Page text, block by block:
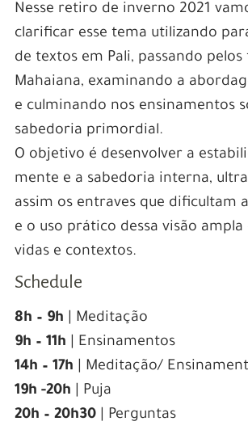
Nesse retiro de inverno 2021
clarificar esse tema utilizando
de textos em Pali, passando pelos
Mahaiana, examinando a
e culminando nos ensinamentos
sabedoria primordial.
O objetivo é desenvolver a
mente e a sabedoria interna,
assim os entraves que dificultam
e o uso prático dessa visão ampla
vidas e contextos.
Schedule
8h – 9h | Meditação
9h – 11h | Ensinamentos
14h – 17h | Meditação/
19h -20h | Puja
20h – 20h30| Perguntas